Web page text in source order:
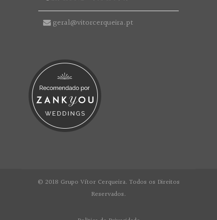
geral@vitorcerqueira.pt
© 2018 Grupo Vítor Cerqueira. Todos os Direitos
Reservados.